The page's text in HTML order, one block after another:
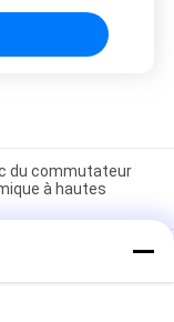
du commutateur
à hautes
bimétallique,
température